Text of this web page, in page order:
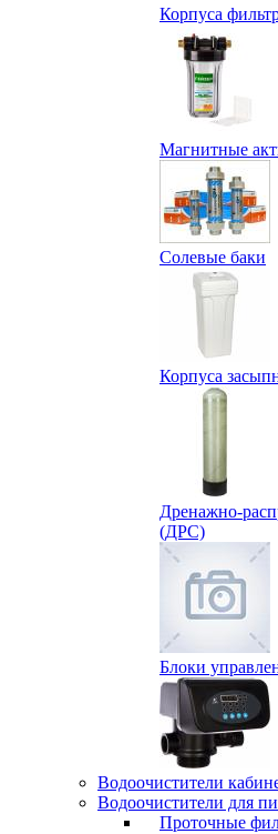
Корпуса
Магнитные
Солевые баки
Корпуса
Дренажно-
(ДРС)
Блоки
Водоочистители
Водоочистители для
Проточные